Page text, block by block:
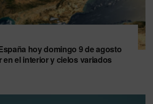
hoy domingo 9 de agosto
en el interior y cielos variados